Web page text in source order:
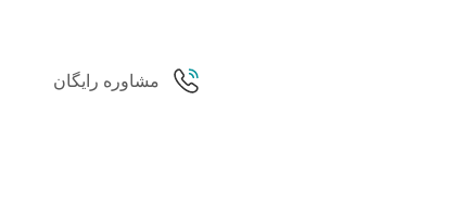
مشاوره رایگان